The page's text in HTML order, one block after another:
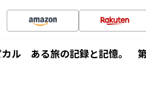
カル ある旅の記録と記憶。